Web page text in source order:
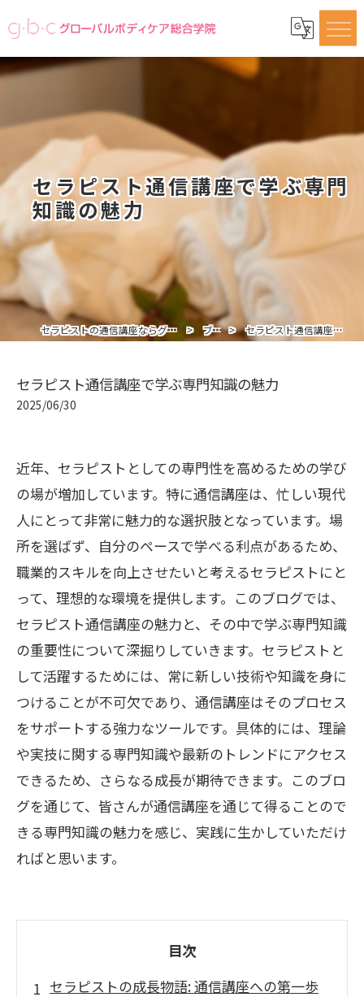
セラピスト通信講座で学ぶ専門
知識の魅力
セラピストの通信講座ならグローバルボディケア総合学院 ブログ セラピスト通信講座で学ぶ専門知識の魅力
セラピスト通信講座で学ぶ専門知識の魅力
2025/06/30
近年、セラピストとしての専門性を高めるための学び
の場が増加しています。特に通信講座は、忙しい現代
人にとって非常に魅力的な選択肢となっています。場
所を選ばず、自分のペースで学べる利点があるため、
職業的スキルを向上させたいと考えるセラピストにと
って、理想的な環境を提供します。このブログでは、
セラピスト通信講座の魅力と、その中で学ぶ専門知識
の重要性について深掘りしていきます。セラピストと
して活躍するためには、常に新しい技術や知識を身に
つけることが不可欠であり、通信講座はそのプロセス
をサポートする強力なツールです。具体的には、理論
や実技に関する専門知識や最新のトレンドにアクセス
できるため、さらなる成長が期待できます。このブロ
グを通じて、皆さんが通信講座を通じて得ることので
きる専門知識の魅力を感じ、実践に生かしていただけ
ればと思います。
目次
セラピストの成長物語: 通信講座への第一歩